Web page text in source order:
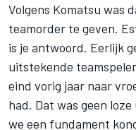
Volgens Komatsu was
teamorder te geven.
is je antwoord. Eerlijk
uitstekende
eind vorig jaar naar
had. Dat was geen
we een fundament